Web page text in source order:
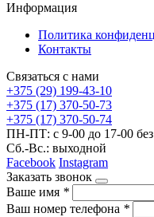
Информация
Политика
Контакты
Связаться с нами
+375 (29) 199-43-10
+375 (17) 370-50-73
+375 (17) 370-50-74
ПН-ПТ: с 9-00 до 17-00 без
Сб.-Вс.: выходной
Facebook Instagram
Заказать звонок
Ваше имя *
Ваш номер телефона *